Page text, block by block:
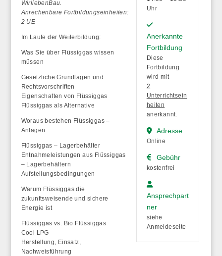
WirliebenBau.
Anrechenbare Fortbildungseinheiten:
2 UE
Im Laufe der Weiterbildung:
Was Sie über Flüssiggas wissen
müssen
Gesetzliche Grundlagen und
Rechtsvorschriften
Eigenschaften von Flüssiggas
Flüssiggas als Alternative
Woraus bestehen Flüssiggas –
Anlagen
Flüssiggas – Lagerbehälter
Entnahmeleistungen aus Flüssiggas
– Lagerbehältern
Aufstellungsbedingungen
Warum Flüssiggas die
zukunftsweisende und sichere
Energie ist
Flüssiggas vs. Bio Flüssiggas
Cool LPG
Herstellung, Einsatz,
Nachweisführung
Uhr
Anerkannte
Fortbildung
Diese
Fortbildung
wird mit
2
Unterrichtsein
heiten
anerkannt.
Adresse
Online
Gebühr
kostenfrei
Ansprechpart
ner
siehe
Anmeldeseite